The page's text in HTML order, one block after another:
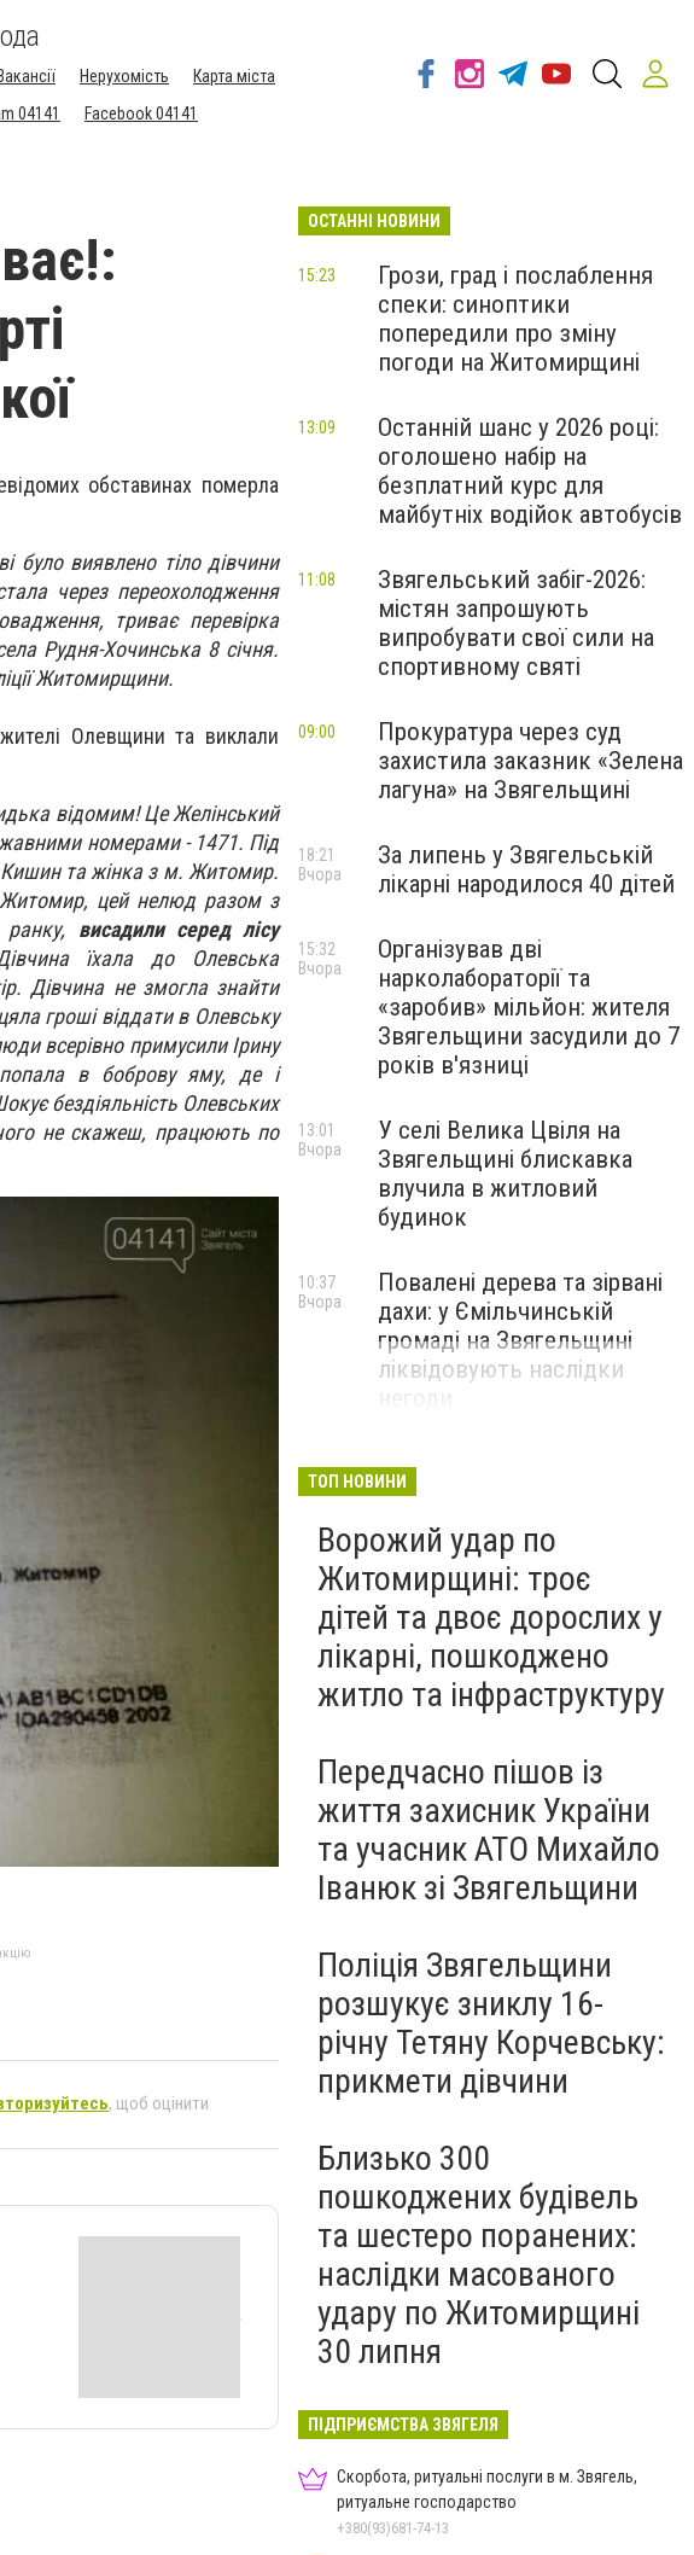
Вакансії Нерухомість
Карта міста
04141 Facebook 04141
обставинах померла
було виявлено тіло дівчини
через переохолодження
триває перевірка
Рудня-Хочинська 8 січня.
Житомирщини.
Олевщини та виклали
відомим! Це Желінський
номерами - 1471. Під
Кишин та жінка з м. Житомир.
цей нелюд разом з
висадили серед лісу
їхала до Олевська
Дівчина не змогла знайти
гроші віддати в Олевську
всерівно примусили Ірину
попала в боброву яму, де і
бездіяльність Олевських
не скажеш, працюють по
, щоб оцінити
ОСТАННІ НОВИНИ
Грози, град і послаблення
спеки: синоптики
попередили про зміну
погоди на Житомирщині
15:23
Останній шанс у 2026 році:
оголошено набір на
безплатний курс для
майбутніх водійок автобусів
13:09
Звягельський забіг-2026:
містян запрошують
випробувати свої сили на
спортивному святі
11:08
Прокуратура через суд
захистила заказник «Зелена
лагуна» на Звягельщині
09:00
За липень у Звягельській
лікарні народилося 40 дітей
18:21
Вчора
Організував дві
нарколабораторії та
«заробив» мільйон: жителя
Звягельщини засудили до 7
років в'язниці
15:32
Вчора
У селі Велика Цвіля на
Звягельщині блискавка
влучила в житловий
будинок
13:01
Вчора
Повалені дерева та зірвані
дахи: у Ємільчинській
громаді на Звягельщині
ліквідовують наслідки
10:37
Вчора
ТОП НОВИНИ
Ворожий удар по
Житомирщині: троє
дітей та двоє дорослих у
лікарні, пошкоджено
житло та інфраструктуру
Передчасно пішов із
життя захисник України
та учасник АТО Михайло
Іванюк зі Звягельщини
Поліція Звягельщини
розшукує зниклу 16-
річну Тетяну Корчевську:
прикмети дівчини
Близько 300
пошкоджених будівель
та шестеро поранених:
наслідки масованого
удару по Житомирщині
30 липня
ПІДПРИЄМСТВА ЗВЯГЕЛЯ
Скорбота, ритуальні послуги в м. Звягель,
ритуальне господарство
+380(93)681-74-13